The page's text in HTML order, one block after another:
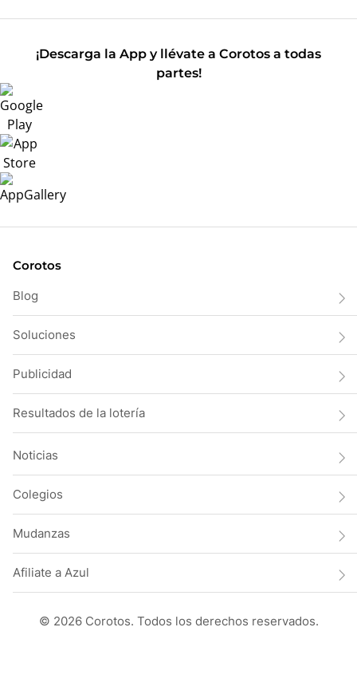
¡Descarga la App y llévate a Corotos a todas
partes!
Corotos
Blog
Soluciones
Publicidad
Resultados de la lotería
Noticias
Colegios
Mudanzas
Afiliate a Azul
© 2026 Corotos. Todos los derechos reservados.